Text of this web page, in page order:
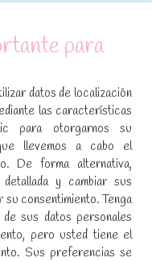
suscríbete a
para
datos de localización
las características
para otorgarnos su
llevemos a cabo el
De forma alternativa,
y cambiar sus
consentimiento. Tenga
sus datos personales
pero usted tiene el
Sus preferencias se